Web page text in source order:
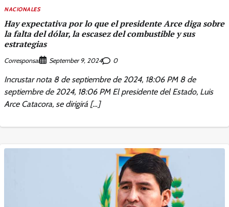
NACIONALES
Hay expectativa por lo que el presidente Arce diga sobre
la falta del dólar, la escasez del combustible y sus
estrategias
Corresponsal September 9, 2024 0
Incrustar nota 8 de septiembre de 2024, 18:06 PM 8 de
septiembre de 2024, 18:06 PM El presidente del Estado, Luis
Arce Catacora, se dirigirá […]